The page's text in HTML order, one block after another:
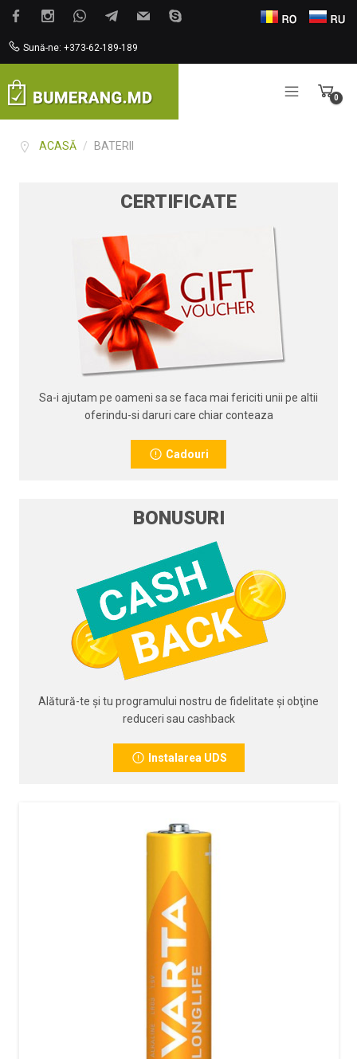
Sună-ne: +373-62-189-189
0
ACASĂ / BATERII
CERTIFICATE
Sa-i ajutam pe oameni sa se faca mai fericiti unii pe altii
oferindu-si daruri care chiar conteaza
Cadouri
BONUSURI
Alătură-te şi tu programului nostru de fidelitate şi obţine
reduceri sau cashback
Instalarea UDS